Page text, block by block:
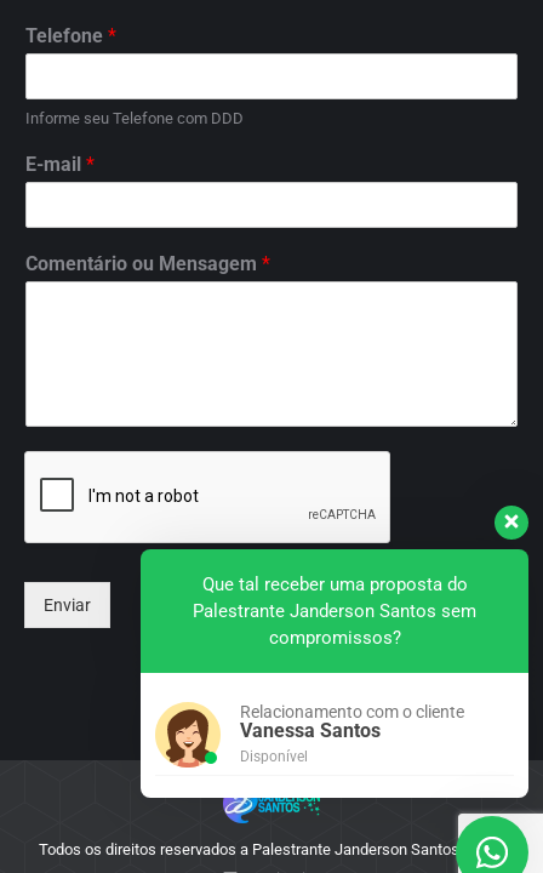
Telefone *
Informe seu Telefone com DDD
E-mail *
Comentário ou Mensagem *
Enviar
Todos os direitos reservados a Palestrante Janderson Santos - 2025
Que tal receber uma proposta do
Palestrante Janderson Santos sem
compromissos?
Relacionamento com o cliente
Vanessa Santos
Disponível